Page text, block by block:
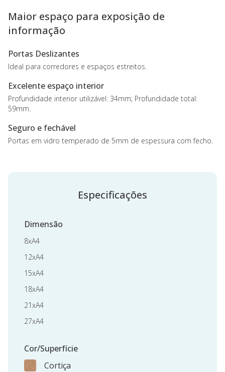
Maior espaço para exposição de
informação
Portas Deslizantes
Ideal para corredores e espaços estreitos.
Excelente espaço interior
Profundidade interior utilizável: 34mm; Profundidade total:
59mm.
Seguro e fechável
Portas em vidro temperado de 5mm de espessura com fecho.
Especificações
Dimensão
8xA4
12xA4
15xA4
18xA4
21xA4
27xA4
Cor/Superfície
Cortiça